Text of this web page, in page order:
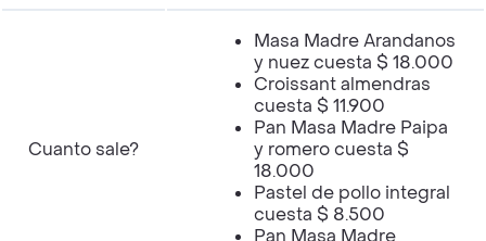
Cuanto sale?
Masa Madre Arandanos
y nuez cuesta $ 18.000
Croissant almendras
cuesta $ 11.900
Pan Masa Madre Paipa
y romero cuesta $
18.000
Pastel de pollo integral
cuesta $ 8.500
Pan Masa Madre